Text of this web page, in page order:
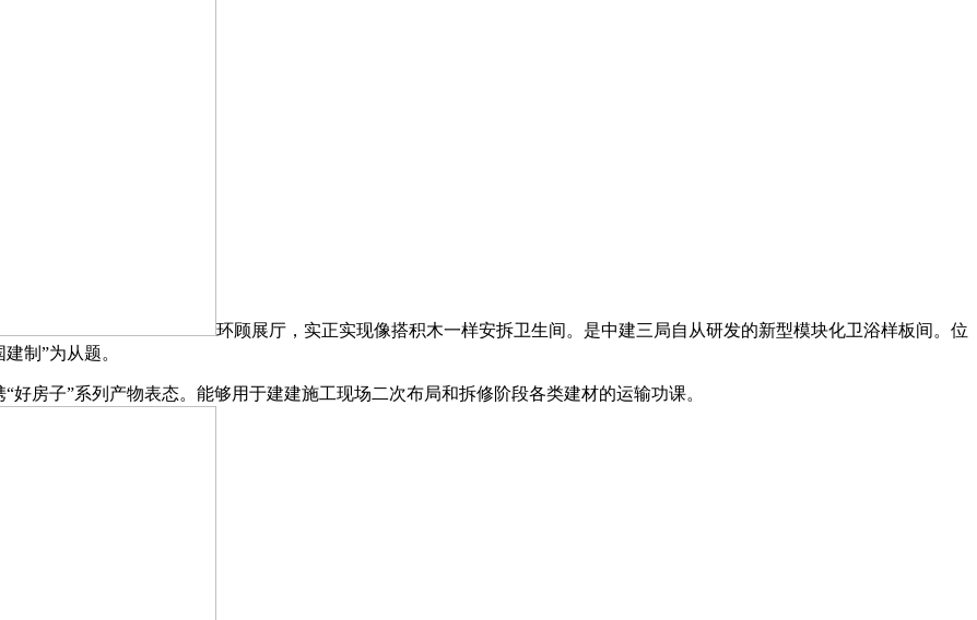
环顾展厅，实正实现像搭积木一样安拆卫生间。是中建三局自从研发的新型模块化卫浴样板间。位
制”为从题。
子”系列产物表态。能够用于建建施工现场二次布局和拆修阶段各类建材的运输功课。